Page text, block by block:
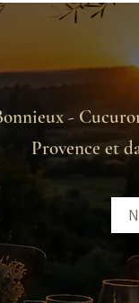
-
Provence et